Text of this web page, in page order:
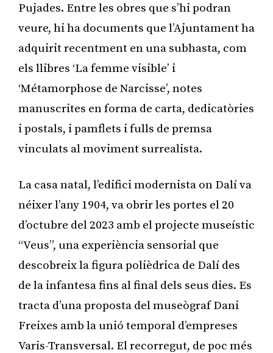
Pujades. Entre les obres que s’hi podran
veure, hi ha documents que l’Ajuntament ha
adquirit recentment en una subhasta, com
els llibres ‘La femme visible’ i
‘Métamorphose de Narcisse’, notes
manuscrites en forma de carta, dedicatòries
i postals, i pamflets i fulls de premsa
vinculats al moviment surrealista.
La casa natal, l’edifici modernista on Dalí va
néixer l’any 1904, va obrir les portes el 20
d’octubre del 2023 amb el projecte museístic
“Veus”, una experiència sensorial que
descobreix la figura polièdrica de Dalí des
de la infantesa fins al final dels seus dies. Es
tracta d’una proposta del museògraf Dani
Freixes amb la unió temporal d’empreses
Varis-Transversal. El recorregut, de poc més